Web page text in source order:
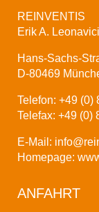
REINVENTIS
Erik A.
Hans-Sachs-
D-80469
Telefon: +49 (0)
Telefax: +49 (0)
E-Mail:
Homepage:
ANFAHRT